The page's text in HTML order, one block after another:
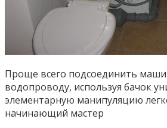
Проще всего подсоединить
водопроводу, используя бачок
элементарную манипуляцию
начинающий мастер